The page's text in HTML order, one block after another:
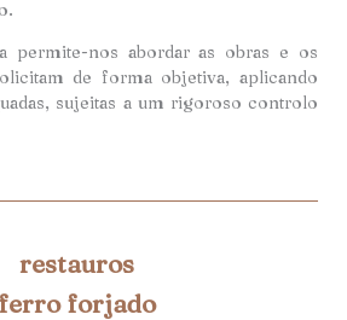
permite-nos abordar as obras e os
de forma objetiva, aplicando
sujeitas a um rigoroso controlo
restauros
ferro forjado